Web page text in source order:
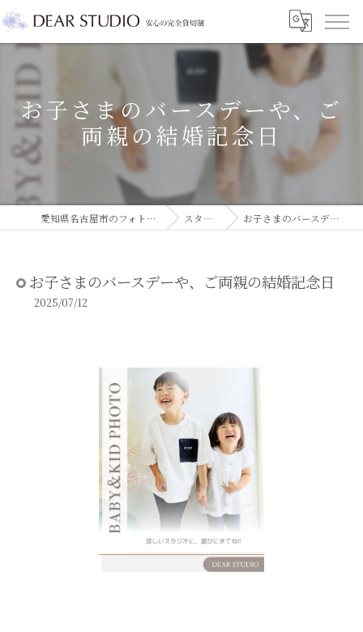
お子さまのバースデーや、ご
両親の結婚記念日
愛知県名古屋市のフォトスタジオならDEAR STUDIO スタジオコラム お子さまのバースデーや、ご両親の結婚記念日
お子さまのバースデーや、ご両親の結婚記念日
2025/07/12